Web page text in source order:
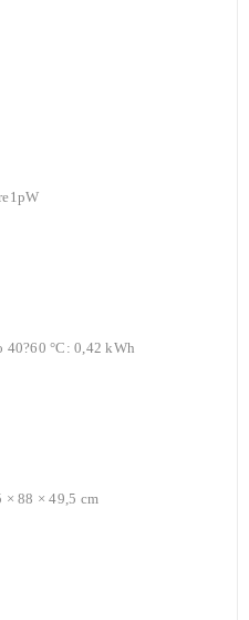
40?60 °C: 0,42 kWh
× 88 × 49,5 cm